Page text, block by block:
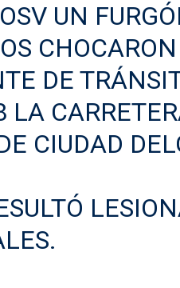
UN
DE
LA
CIUDAD